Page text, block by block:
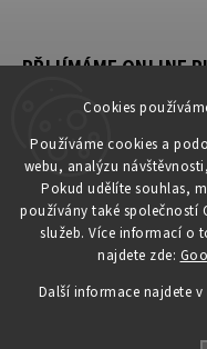
Cookies
Používáme cookies a
webu, analýzu
Pokud udělíte souhlas,
používány také společností
služeb. Více informací o
najdete zde:
Další informace najdete v
PŘIJÍMÁME ONLINE
KONTAKT
obchod @petromila.cz
+420704433780 ► při